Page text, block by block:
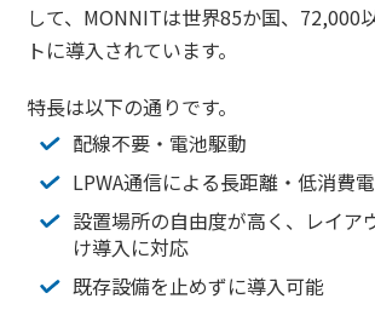
して、MONNITは世界85か国、72,000
トに導入されています。
特長は以下の通りです。
配線不要・電池駆動
LPWA通信による長距離・低消費
設置場所の自由度が高く、レイア
け導入に対応
既存設備を止めずに導入可能